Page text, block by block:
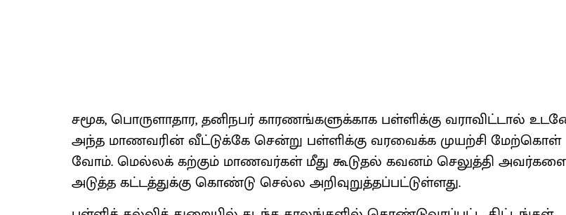
சமூக, பொருளா​தார, தனி​நபர் காரணங்​களுக்​காக பள்​ளிக்கு வரா​விட்​டால்
அந்த மாணவரின் வீட்​டுக்கே சென்று பள்​ளிக்கு வரவைக்க முயற்சி மேற்​கொள்​
வோம். மெல்​லக் கற்​கும் மாணவர்​கள் மீது கூடு​தல் கவனம் செலுத்தி
அடுத்த கட்​டத்​துக்கு கொண்டு செல்ல அறி​வுறுத்​தப்​பட்​டுள்​ளது.